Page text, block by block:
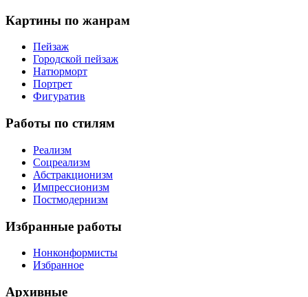
Картины по жанрам
Пейзаж
Городской пейзаж
Натюрморт
Портрет
Фигуратив
Работы по стилям
Реализм
Соцреализм
Абстракционизм
Импрессионизм
Постмодернизм
Избранные работы
Нонконформисты
Избранное
Архивные